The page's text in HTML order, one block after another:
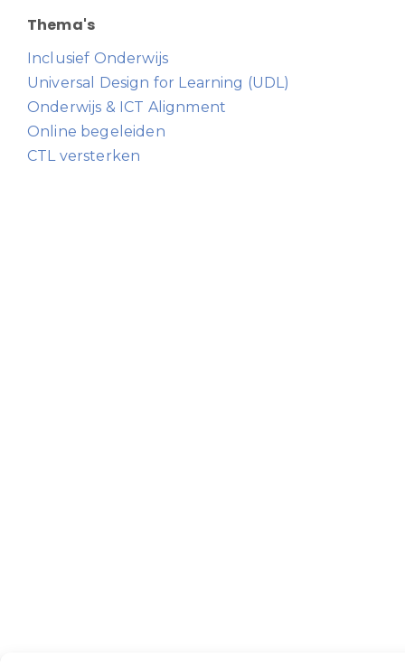
Thema's
Inclusief Onderwijs
Universal Design for Learning (UDL)
Onderwijs & ICT Alignment
Online begeleiden
CTL versterken